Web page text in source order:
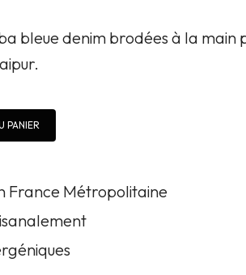
bleue denim brodées à la main
PANIER
France Métropolitaine